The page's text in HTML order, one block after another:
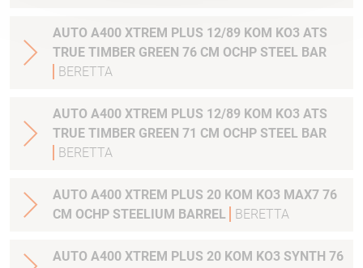
AUTO A400 XTREM PLUS 12/89 KOM KO3 ATS
TRUE TIMBER GREEN 76 CM OCHP STEEL BAR
BERETTA
AUTO A400 XTREM PLUS 12/89 KOM KO3 ATS
TRUE TIMBER GREEN 71 CM OCHP STEEL BAR
BERETTA
AUTO A400 XTREM PLUS 20 KOM KO3 MAX7 76
CM OCHP STEELIUM BARREL
BERETTA
AUTO A400 XTREM PLUS 20 KOM KO3 SYNTH 76